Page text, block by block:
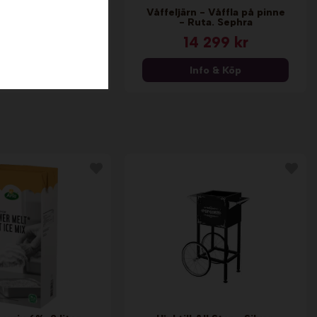
Våffeljärn - Våffla på pinne
- Ruta. Sephra
14 299 kr
Info & Köp